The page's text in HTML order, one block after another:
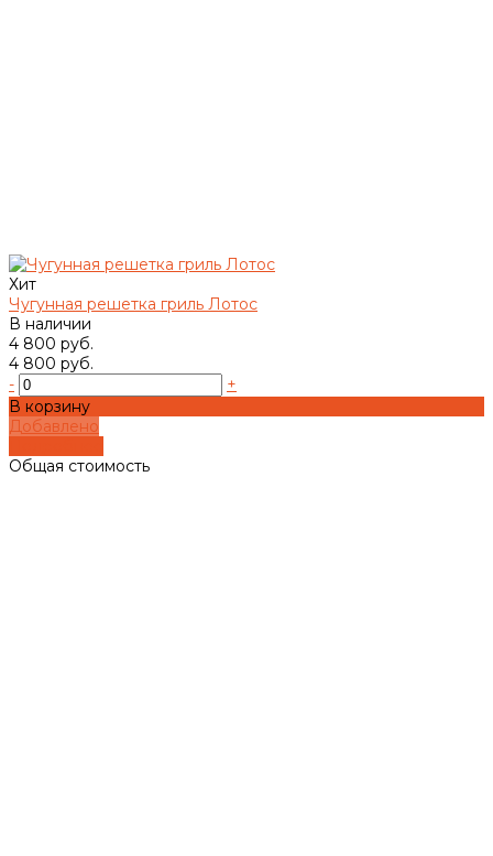
Хит
Чугунная решетка гриль Лотос
В наличии
4 800 руб.
4 800 руб.
-
+
В корзину
Добавлено
Общая стоимость